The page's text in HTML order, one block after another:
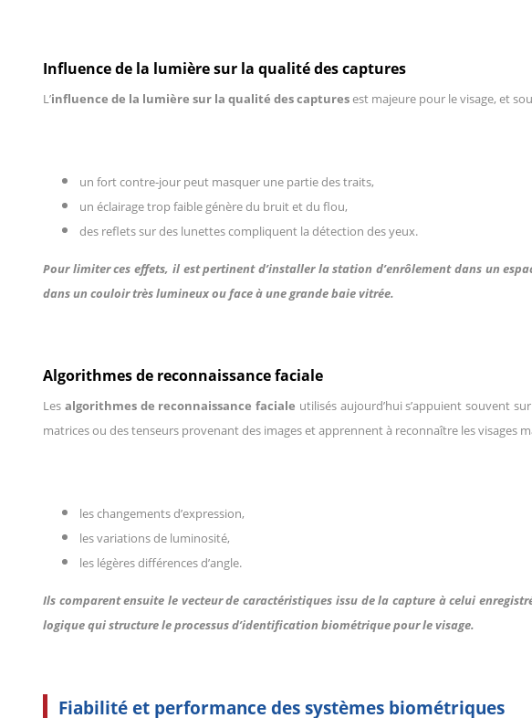
Influence de la lumière sur la qualité des captures
L’influence de la lumière sur la qualité des capturesest majeure pour le visage, et
un fort contre‑jour peut masquer une partie des traits,
un éclairage trop faible génère du bruit et du flou,
des reflets sur des lunettes compliquent la détection des yeux.
Pour limiter ces effets, il est pertinent d’installer la station d’enrôlement dans un
dans un couloir très lumineux ou face à une grande baie vitrée.
Algorithmes de reconnaissance faciale
Les algorithmes de reconnaissance faciale utilisés aujourd’hui s’appuient souvent
matrices ou des tenseurs provenant des images et apprennent à reconnaître les visages
les changements d’expression,
les variations de luminosité,
les légères différences d’angle.
Ils comparent ensuite le vecteur de caractéristiques issu de la capture à celui
logique qui structure le processus d’identification biométrique pour le visage.
Fiabilité et performance des systèmes biométriques